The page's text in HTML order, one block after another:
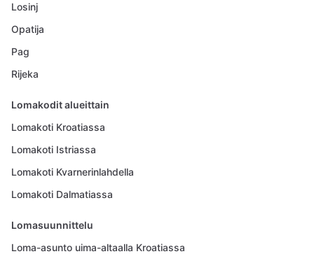
Losinj
Opatija
Pag
Rijeka
Lomakodit alueittain
Lomakoti Kroatiassa
Lomakoti Istriassa
Lomakoti Kvarnerinlahdella
Lomakoti Dalmatiassa
Lomasuunnittelu
Loma-asunto uima-altaalla Kroatiassa